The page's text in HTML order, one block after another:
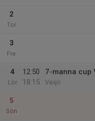
2
Tor
3
Fre
4
Lör
12:50
18:15
7-manna cup
Växjö
5
Sön